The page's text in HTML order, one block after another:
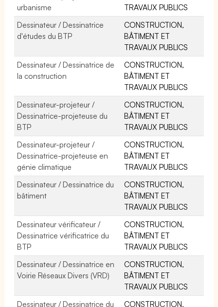
urbanisme
TRAVAUX PUBLICS
Dessinateur / Dessinatrice
d'études du BTP
CONSTRUCTION,
BÂTIMENT ET
TRAVAUX PUBLICS
Dessinateur / Dessinatrice de
la construction
CONSTRUCTION,
BÂTIMENT ET
TRAVAUX PUBLICS
Dessinateur-projeteur /
Dessinatrice-projeteuse du
BTP
CONSTRUCTION,
BÂTIMENT ET
TRAVAUX PUBLICS
Dessinateur-projeteur /
Dessinatrice-projeteuse en
génie climatique
CONSTRUCTION,
BÂTIMENT ET
TRAVAUX PUBLICS
Dessinateur / Dessinatrice du
bâtiment
CONSTRUCTION,
BÂTIMENT ET
TRAVAUX PUBLICS
Dessinateur vérificateur /
Dessinatrice vérificatrice du
BTP
CONSTRUCTION,
BÂTIMENT ET
TRAVAUX PUBLICS
Dessinateur / Dessinatrice en
Voirie Réseaux Divers (VRD)
CONSTRUCTION,
BÂTIMENT ET
TRAVAUX PUBLICS
Dessinateur / Dessinatrice du
CONSTRUCTION,